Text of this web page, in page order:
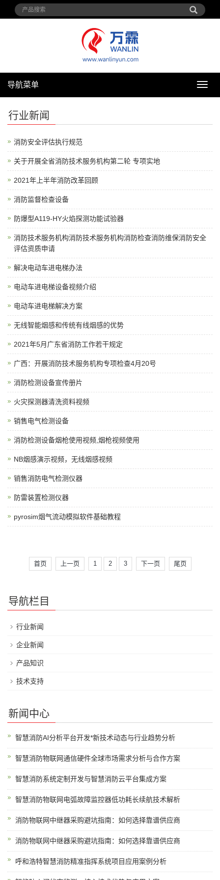
导
导航菜单
行业新闻
消防安全评估执行规范
关于开展全省消防技术服务机构第二轮 专项实地
2021年上半年消防改革回顾
消防监督检查设备
防爆型A119-HY火焰探测功能试验器
消防技术服务机构消防技术服务机构消防检查消防维保消防安全
评估资质申请
解决电动车进电梯办法
电动车进电梯设备视频介绍
电动车进电梯解决方案
无线智能烟感和传统有线烟感的优势
2021年5月广东省消防工作若干规定
广西：开展消防技术服务机构专项检查4月20号
消防检测设备宣传册片
火灾探测器清洗资料视频
销售电气检测设备
消防检测设备烟枪使用视频,烟枪视频使用
NB烟感演示视频，无线烟感视频
销售消防电气检测仪器
防雷装置检测仪器
pyrosim烟气流动模拟软件基础教程
首页 上一页 1 2 3 下一页 尾页
导航栏目
行业新闻
企业新闻
产品知识
技术支持
新闻中心
智慧消防AI分析平台开发*新技术动态与行业趋势分析
智慧消防物联网通信硬件全球市场需求分析与合作方案
智慧消防系统定制开发与智慧消防云平台集成方案
智慧消防物联网电弧故障监控器低功耗长续航技术解析
消防物联网中继器采购避坑指南：如何选择靠谱供应商
消防物联网中继器采购避坑指南：如何选择靠谱供应商
呼和浩特智慧消防精准指挥系统项目应用案例分析